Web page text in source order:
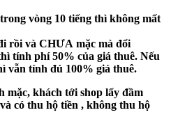
vòng 10 tiếng thì không mất
rồi và CHƯA mặc mà đổi
tính phí 50% của giá thuê. Nếu
vẫn tính đủ 100% giá thuê.
mặc, khách tới shop lấy đầm
có thu hộ tiền , không thu hộ